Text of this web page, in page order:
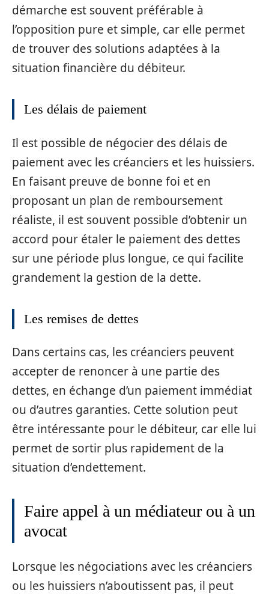
démarche est souvent préférable à
l’opposition pure et simple, car elle permet
de trouver des solutions adaptées à la
situation financière du débiteur.
Les délais de paiement
Il est possible de négocier des délais de
paiement avec les créanciers et les huissiers.
En faisant preuve de bonne foi et en
proposant un plan de remboursement
réaliste, il est souvent possible d’obtenir un
accord pour étaler le paiement des dettes
sur une période plus longue, ce qui facilite
grandement la gestion de la dette.
Les remises de dettes
Dans certains cas, les créanciers peuvent
accepter de renoncer à une partie des
dettes, en échange d’un paiement immédiat
ou d’autres garanties. Cette solution peut
être intéressante pour le débiteur, car elle lui
permet de sortir plus rapidement de la
situation d’endettement.
Faire appel à un médiateur ou à un
avocat
Lorsque les négociations avec les créanciers
ou les huissiers n’aboutissent pas, il peut